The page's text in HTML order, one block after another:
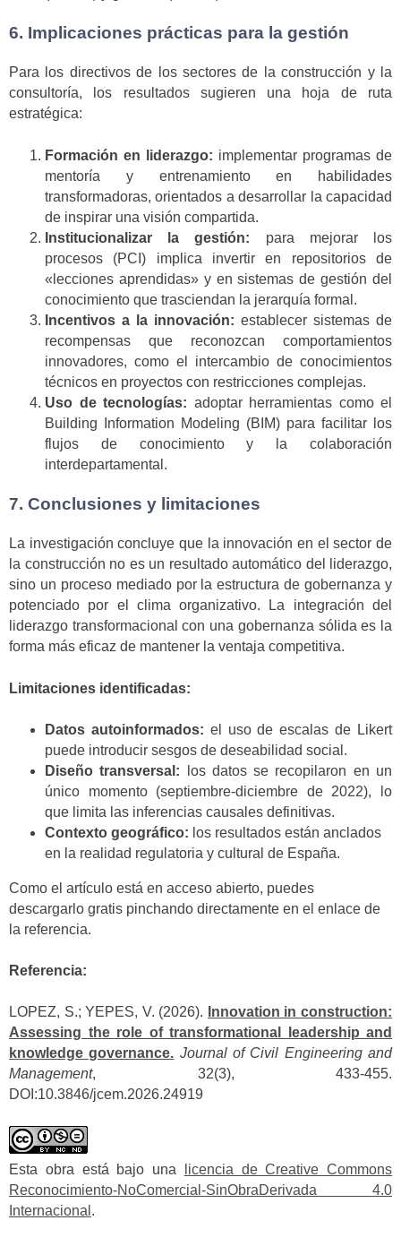
6. Implicaciones prácticas para la gestión
Para los directivos de los sectores de la construcción y la
consultoría, los resultados sugieren una hoja de ruta
estratégica:
Formación en liderazgo: implementar programas de
mentoría y entrenamiento en habilidades
transformadoras, orientados a desarrollar la capacidad
de inspirar una visión compartida.
Institucionalizar la gestión: para mejorar los
procesos (PCI) implica invertir en repositorios de
«lecciones aprendidas» y en sistemas de gestión del
conocimiento que trasciendan la jerarquía formal.
Incentivos a la innovación: establecer sistemas de
recompensas que reconozcan comportamientos
innovadores, como el intercambio de conocimientos
técnicos en proyectos con restricciones complejas.
Uso de tecnologías: adoptar herramientas como el
Building Information Modeling (BIM) para facilitar los
flujos de conocimiento y la colaboración
interdepartamental.
7. Conclusiones y limitaciones
La investigación concluye que la innovación en el sector de
la construcción no es un resultado automático del liderazgo,
sino un proceso mediado por la estructura de gobernanza y
potenciado por el clima organizativo. La integración del
liderazgo transformacional con una gobernanza sólida es la
forma más eficaz de mantener la ventaja competitiva.
Limitaciones identificadas:
Datos autoinformados: el uso de escalas de Likert
puede introducir sesgos de deseabilidad social.
Diseño transversal: los datos se recopilaron en un
único momento (septiembre-diciembre de 2022), lo
que limita las inferencias causales definitivas.
Contexto geográfico: los resultados están anclados
en la realidad regulatoria y cultural de España.
Como el artículo está en acceso abierto, puedes
descargarlo gratis pinchando directamente en el enlace de
la referencia.
Referencia:
LOPEZ, S.; YEPES, V. (2026).
Innovation in construction:
Assessing the role of transformational leadership and
knowledge governance. Journal of Civil Engineering and
Management, 32(3), 433-455.
DOI:10.3846/jcem.2026.24919
Esta obra está bajo una
licencia de Creative Commons
Reconocimiento-NoComercial-SinObraDerivada 4.0
Internacional .